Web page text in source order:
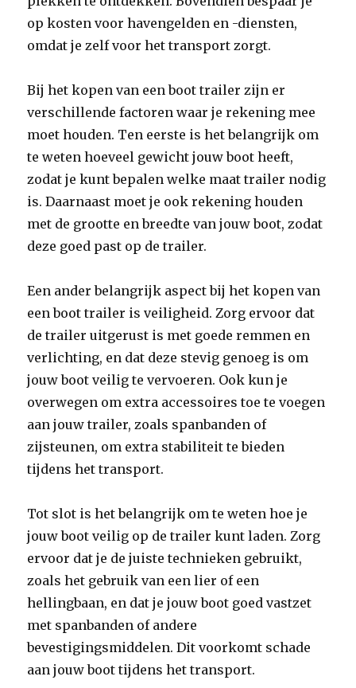
op kosten voor havengelden en -diensten,
omdat je zelf voor het transport zorgt.
Bij het kopen van een boot trailer zijn er
verschillende factoren waar je rekening mee
moet houden. Ten eerste is het belangrijk om
te weten hoeveel gewicht jouw boot heeft,
zodat je kunt bepalen welke maat trailer nodig
is. Daarnaast moet je ook rekening houden
met de grootte en breedte van jouw boot, zodat
deze goed past op de trailer.
Een ander belangrijk aspect bij het kopen van
een boot trailer is veiligheid. Zorg ervoor dat
de trailer uitgerust is met goede remmen en
verlichting, en dat deze stevig genoeg is om
jouw boot veilig te vervoeren. Ook kun je
overwegen om extra accessoires toe te voegen
aan jouw trailer, zoals spanbanden of
zijsteunen, om extra stabiliteit te bieden
tijdens het transport.
Tot slot is het belangrijk om te weten hoe je
jouw boot veilig op de trailer kunt laden. Zorg
ervoor dat je de juiste technieken gebruikt,
zoals het gebruik van een lier of een
hellingbaan, en dat je jouw boot goed vastzet
met spanbanden of andere
bevestigingsmiddelen. Dit voorkomt schade
aan jouw boot tijdens het transport.